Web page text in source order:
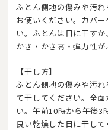
ふとん側地の傷みや汚
お使いください。カバ
い。ふとんは日に干す
かさ・かさ高・弾力性が
【干し方】
ふとん側地の傷みや汚
て干してください。全
い。午前10時から午後3
良い乾燥した日に干し